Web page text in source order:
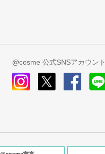
@cosme 公式SNSアカウント